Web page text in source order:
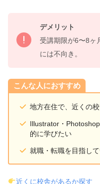
デメリット
受講期限が6〜8ヶ
には不向き。
こんな人におすすめ
地方在住で、近くの
Illustrator・
的に学びたい
就職・転職を目指し
近くに校舎があるか探す